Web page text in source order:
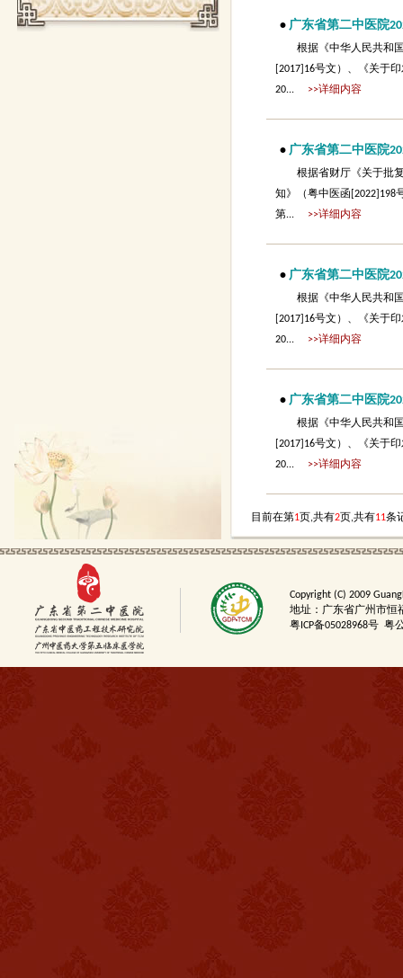
• 广东省第二中医院
根据《中华人民共和
[2017]16号文）、《关于
20... >>详细内容
• 广东省第二中医院
根据省财厅《关于批
知》（粤中医函[2022]198
第... >>详细内容
• 广东省第二中医院
根据《中华人民共和
[2017]16号文）、《关于
20... >>详细内容
• 广东省第二中医院
根据《中华人民共和
[2017]16号文）、《关于
20... >>详细内容
目前在第1页,共有2页,共有11条
Copyright (C) 2009
地址：广东省广州市
粤ICP备05028968号 粤